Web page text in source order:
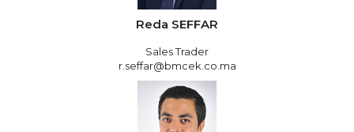
Reda SEFFAR
Sales Trader
r.seffar@bmcek.co.ma